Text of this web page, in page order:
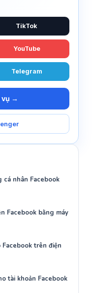
TikTok
YouTube
Telegram
vụ →
cá nhân Facebook
Facebook bằng máy
trên điện
tài khoản Facebook